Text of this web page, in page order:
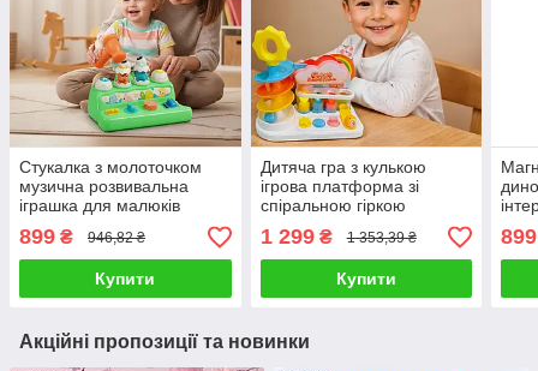
Стукалка з молоточком
музична розвивальна
іграшка для малюків
ігровий набір світло звук
тварини літери форми
899 ₴ 946,82 ₴
Купити
Дитяча гра з кулькою
ігрова платформа зі
спіральною гіркою
розвивальна іграшка для
дітей 3 кульки звук світло
1 299₴ 1 353,39 ₴
Купити
899
Акційні пропозиції та новинки